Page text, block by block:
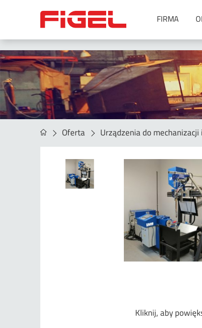
FIRMA
Urządzenia do spawania
Metoda MIG/MAG
Metoda MMA
Metoda SAW
Metoda TIG
Metoda TIG oraz MIG/MAG
spawanie orbitalne
Spawanie laserowe
Agregaty spawalnicze
Oferta Urządzenia do
Kliknij, aby